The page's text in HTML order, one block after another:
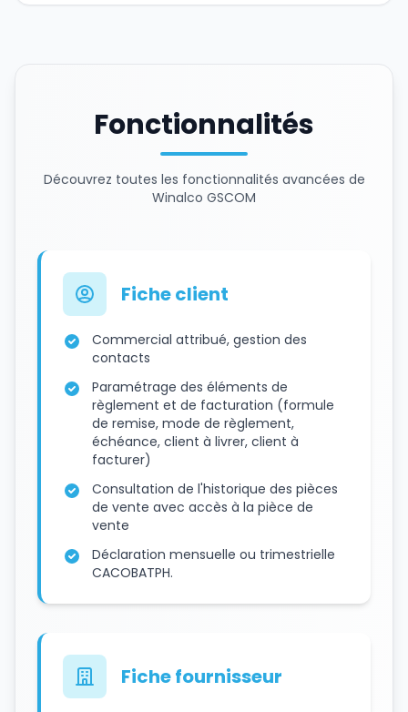
Fonctionnalités
Découvrez toutes les fonctionnalités avancées de
Winalco GSCOM
Fiche client
Commercial attribué, gestion des
contacts
Paramétrage des éléments de
règlement et de facturation (formule
de remise, mode de règlement,
échéance, client à livrer, client à
facturer)
Consultation de l'historique des pièces
de vente avec accès à la pièce de
vente
Déclaration mensuelle ou trimestrielle
CACOBATPH.
Fiche fournisseur